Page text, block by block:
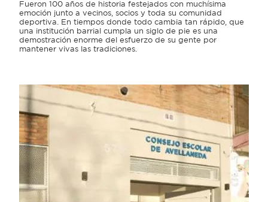
Fueron 100 años de historia festejados con muchísima
emoción junto a vecinos, socios y toda su comunidad
deportiva. En tiempos donde todo cambia tan rápido, que
una institución barrial cumpla un siglo de pie es una
demostración enorme del esfuerzo de su gente por
mantener vivas las tradiciones.